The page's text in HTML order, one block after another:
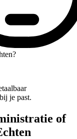
je past.
of